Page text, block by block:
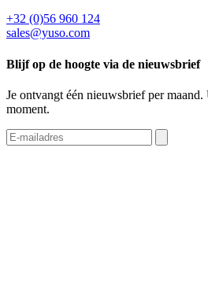
+32 (0)56 960 124
sales@yuso.com
Blijf op de hoogte via de nieuwsbrief
Je ontvangt één nieuwsbrief per
moment.